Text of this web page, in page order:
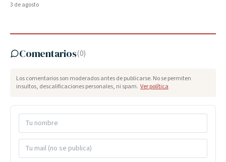
3 de agosto
Comentarios(0)
Los comentarios son moderados antes de publicarse. No se permiten
insultos, descalificaciones personales, ni spam. Ver política